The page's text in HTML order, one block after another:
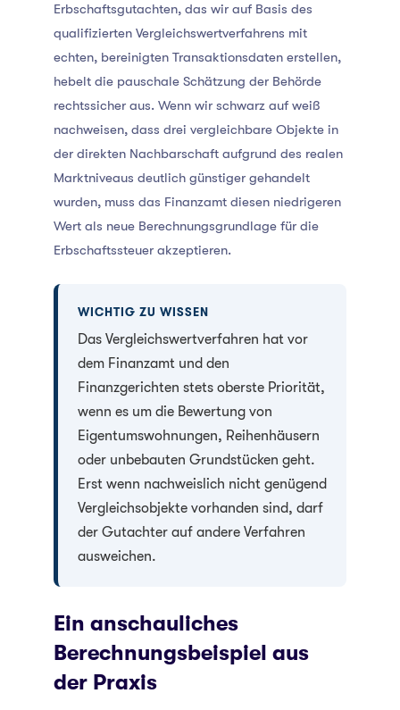
Erbschaftsgutachten, das wir auf Basis des
qualifizierten Vergleichswertverfahrens mit
echten, bereinigten Transaktionsdaten erstellen,
hebelt die pauschale Schätzung der Behörde
rechtssicher aus. Wenn wir schwarz auf weiß
nachweisen, dass drei vergleichbare Objekte in
der direkten Nachbarschaft aufgrund des realen
Marktniveaus deutlich günstiger gehandelt
wurden, muss das Finanzamt diesen niedrigeren
Wert als neue Berechnungsgrundlage für die
Erbschaftssteuer akzeptieren.
WICHTIG ZU WISSEN
Das Vergleichswertverfahren hat vor
dem Finanzamt und den
Finanzgerichten stets oberste Priorität,
wenn es um die Bewertung von
Eigentumswohnungen, Reihenhäusern
oder unbebauten Grundstücken geht.
Erst wenn nachweislich nicht genügend
Vergleichsobjekte vorhanden sind, darf
der Gutachter auf andere Verfahren
ausweichen.
Ein anschauliches
Berechnungsbeispiel aus
der Praxis